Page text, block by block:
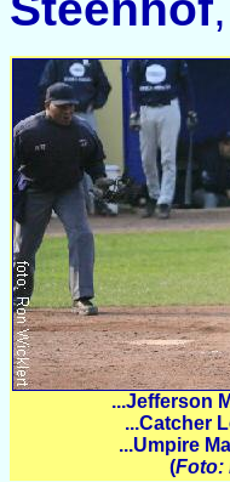
...Jefferson
...Catcher
...Umpire
(Foto: